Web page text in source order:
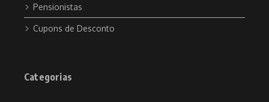
Pensionistas
Cupons de Desconto
Categorias